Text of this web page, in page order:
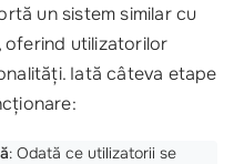
un sistem similar cu
oferind utilizatorilor
Iată câteva etape
: Odată ce utilizatorii se